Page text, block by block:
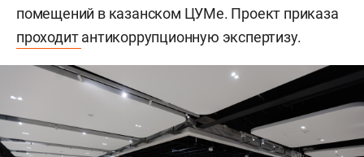
помещений в казанском ЦУМе. Проект приказа
проходитантикоррупционную экспертизу.